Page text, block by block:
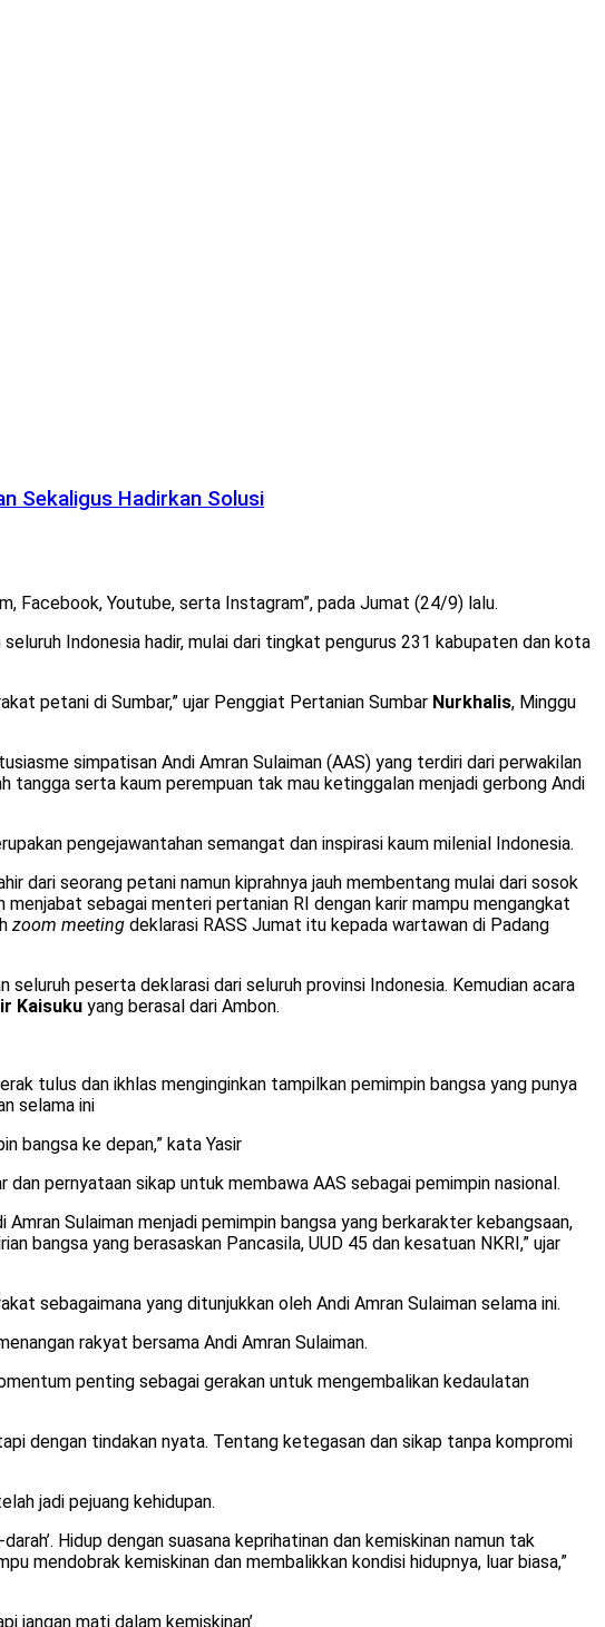
Sekaligus Hadirkan Solusi
Facebook, Youtube, serta Instagram”, pada Jumat (24/9) lalu.
Indonesia hadir, mulai dari tingkat pengurus 231 kabupaten dan kota
petani di Sumbar,” ujar Penggiat Pertanian Sumbar Nurkhalis, Minggu
simpatisan Andi Amran Sulaiman (AAS) yang terdiri dari perwakilan
tangga serta kaum perempuan tak mau ketinggalan menjadi gerbong Andi
pengejawantahan semangat dan inspirasi kaum milenial Indonesia.
dari seorang petani namun kiprahnya jauh membentang mulai dari sosok
sebagai menteri pertanian RI dengan karir mampu mengangkat
zoom meeting deklarasi RASS Jumat itu kepada wartawan di Padang
peserta deklarasi dari seluruh provinsi Indonesia. Kemudian acara
Kaisuku yang berasal dari Ambon.
tulus dan ikhlas menginginkan tampilkan pemimpin bangsa yang punya
selama ini
bangsa ke depan,” kata Yasir
pernyataan sikap untuk membawa AAS sebagai pemimpin nasional.
Sulaiman menjadi pemimpin bangsa yang berkarakter kebangsaan,
bangsa yang berasaskan Pancasila, UUD 45 dan kesatuan NKRI,” ujar
sebagaimana yang ditunjukkan oleh Andi Amran Sulaiman selama ini.
rakyat bersama Andi Amran Sulaiman.
penting sebagai gerakan untuk mengembalikan kedaulatan
dengan tindakan nyata. Tentang ketegasan dan sikap tanpa kompromi
jadi pejuang kehidupan.
Hidup dengan suasana keprihatinan dan kemiskinan namun tak
mendobrak kemiskinan dan membalikkan kondisi hidupnya, luar biasa,”
jangan mati dalam kemiskinan’.